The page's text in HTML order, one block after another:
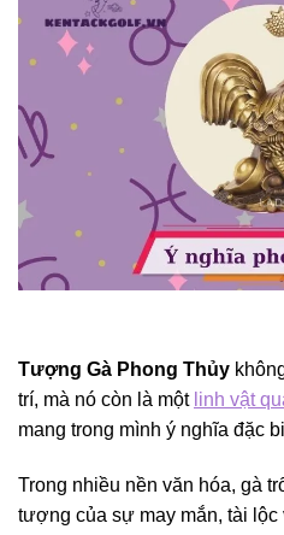
Tượng Gà Phong Thủy
trí, mà nó còn là một linh vật
mang trong mình ý nghĩa đặc
Trong nhiều nền văn hóa, gà
tượng của sự may mắn, tài lộc